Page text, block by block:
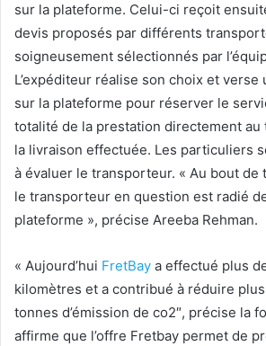
sur la plateforme. Celui-ci reçoit
devis proposés par différents
soigneusement sélectionnés par
L’expéditeur réalise son choix et verse
sur la plateforme pour réserver le
totalité de la prestation directement
la livraison effectuée. Les particuliers
à évaluer le transporteur. « Au bout de
le transporteur en question est radié
plateforme », précise Areeba Rehman.
« Aujourd’hui FretBay a effectué plus
kilomètres et a contribué à réduire
tonnes d’émission de co2″, précise la
affirme que l’offre Fretbay permet de